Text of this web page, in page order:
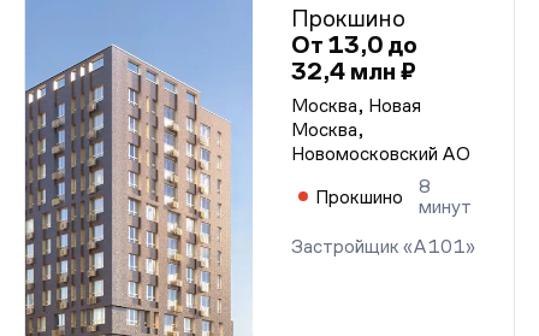
Прокшино
От 13,0 до
32,4 млн ₽
Москва, Новая
Москва,
Новомосковский АО
Прокшино
8
минут
Застройщик «А101»